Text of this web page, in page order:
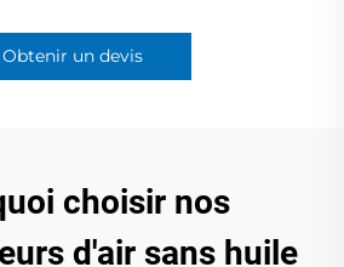
Obtenir un devis
choisir nos
d'air sans huile